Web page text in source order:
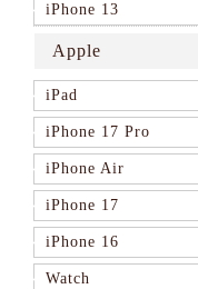
iPhone 13
Apple
iPad
iPhone 17 Pro
iPhone Air
iPhone 17
iPhone 16
Watch